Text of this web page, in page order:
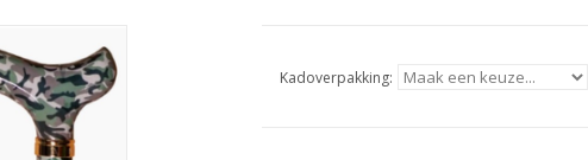
Kadoverpakking: